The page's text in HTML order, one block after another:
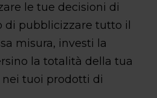
le tue decisioni di
di pubblicizzare tutto il
misura, investi la
la totalità della tua
tuoi prodotti di